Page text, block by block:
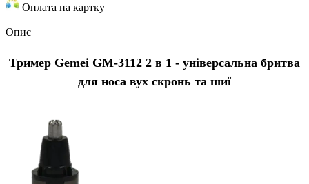
Оплата на картку
Опис
Тример Gemei GM-3112 2 в 1 - універсальна бритва
для носа вух скронь та шиї